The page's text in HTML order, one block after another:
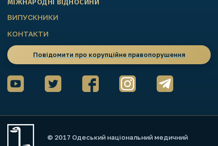
МІЖНАРОДНІ ВІДНОСИНИ
ВИПУСКНИКИ
КОНТАКТИ
Повідомити про корупційне правопорушення
© 2017 Одеський національний медичний